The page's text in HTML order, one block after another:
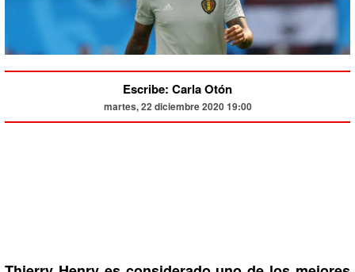
Escribe: Carla Otón
martes, 22 diciembre 2020 19:00